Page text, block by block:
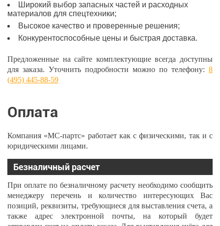
Широкий выбор запасных частей и расходных
материалов для спецтехники;
Высокое качество и проверенные решения;
Конкурентоспособные цены и быстрая доставка.
Предложенные на сайте комплектующие всегда доступны
для заказа. Уточнить подробности можно по телефону: 8
(495) 445-88-59
Оплата
Компания «МС-партс» работает как с физическими, так и с
юридическими лицами.
Безналичный расчет
При оплате по безналичному расчету необходимо сообщить
менеджеру перечень и количество интересующих Вас
позиций, реквизиты, требующиеся для выставления счета, а
также адрес электронной почты, на который будет